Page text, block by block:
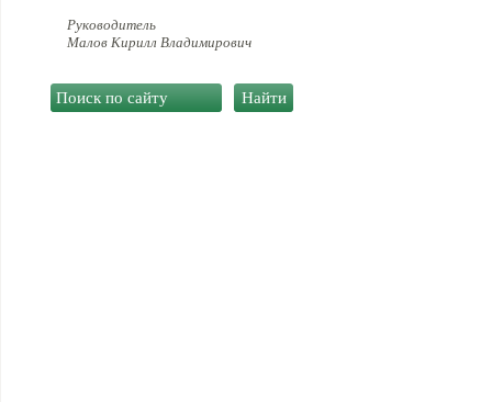
Руководитель
Малов Кирилл Владимирович